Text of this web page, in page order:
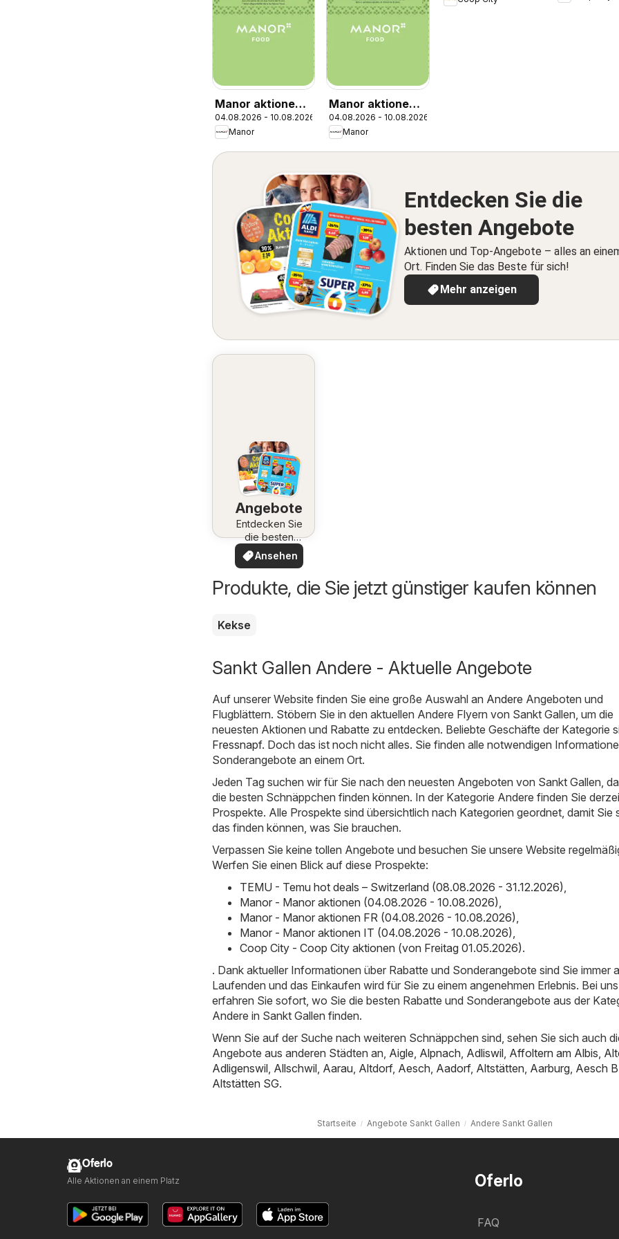
Manor aktionen
FR
04.08.2026 - 10.08.2026
Manor
Manor aktionen
IT
04.08.2026 - 10.08.2026
Manor
Entdecken Sie die
besten Angebote
Aktionen und Top-Angebote – alles an
Ort. Finden Sie das Beste für sich!
Mehr anzeigen
Angebote
Entdecken Sie
die besten
Angebote
Ansehen
Produkte, die Sie jetzt günstiger kaufen können
Kekse
Sankt Gallen Andere - Aktuelle Angebote
Auf unserer Website finden Sie eine große Auswahl an Andere Angeboten und
Flugblättern. Stöbern Sie in den aktuellen Andere Flyern von Sankt Gallen, um die
neuesten Aktionen und Rabatte zu entdecken. Beliebte Geschäfte der Kategorie
Fressnapf. Doch das ist noch nicht alles. Sie finden alle notwendigen
Sonderangebote an einem Ort.
Jeden Tag suchen wir für Sie nach den neuesten Angeboten von Sankt Gallen,
die besten Schnäppchen finden können. In der Kategorie Andere finden Sie
Prospekte. Alle Prospekte sind übersichtlich nach Kategorien geordnet, damit Sie
das finden können, was Sie brauchen.
Verpassen Sie keine tollen Angebote und besuchen Sie unsere Website
Werfen Sie einen Blick auf diese Prospekte:
TEMU - Temu hot deals – Switzerland (08.08.2026 - 31.12.2026)
Manor - Manor aktionen (04.08.2026 - 10.08.2026)
Manor - Manor aktionen FR (04.08.2026 - 10.08.2026)
Manor - Manor aktionen IT (04.08.2026 - 10.08.2026)
Coop City - Coop City aktionen (von Freitag 01.05.2026).
. Dank aktueller Informationen über Rabatte und Sonderangebote sind Sie immer
Laufenden und das Einkaufen wird für Sie zu einem angenehmen Erlebnis. Bei uns
erfahren Sie sofort, wo Sie die besten Rabatte und Sonderangebote aus der
Andere in Sankt Gallen finden.
Wenn Sie auf der Suche nach weiteren Schnäppchen sind, sehen Sie sich auch
Angebote aus anderen Städten an, Aigle Alpnach Adliswil Affoltern am Albis
Adligenswil Allschwil Aarau Altdorf, Aesch Aadorf, Altstätten Aarburg Aesch
Altstätten SG.
Startseite Angebote Sankt Gallen Andere Sankt Gallen
Oferlo
FAQ
Oferlo
Alle Aktionen an einem Platz